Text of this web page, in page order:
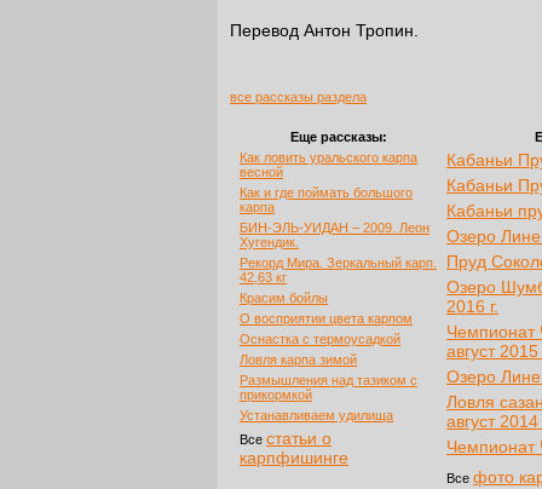
Перевод Антон Тропин.
все рассказы раздела
Еще рассказы:
Как ловить уральского карпа
весной
Как и где поймать большого
карпа
БИН-ЭЛЬ-УИДАН – 2009. Леон
Хугендик.
Рекорд Мира. Зеркальный карп.
42,63 кг
Красим бойлы
О восприятии цвета карпом
Оснастка с термоусадкой
Ловля карпа зимой
Размышления над тазиком с
прикормкой
Устанавливаем удилища
Все статьи о
карпфишинге
Кабаньи
Кабаньи
Кабаньи
Озеро
Пруд
Озеро
2016 г.
Чемпионат
август 2015
Озеро
Ловля
август 2014
Чемпионат
Все фото